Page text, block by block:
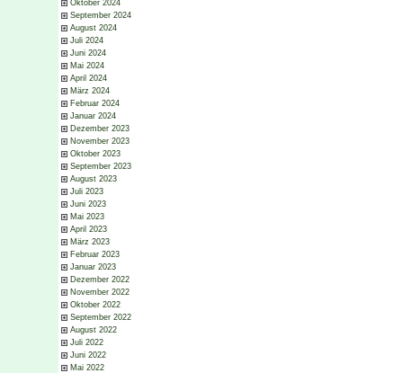
Oktober 2024
September 2024
August 2024
Juli 2024
Juni 2024
Mai 2024
April 2024
März 2024
Februar 2024
Januar 2024
Dezember 2023
November 2023
Oktober 2023
September 2023
August 2023
Juli 2023
Juni 2023
Mai 2023
April 2023
März 2023
Februar 2023
Januar 2023
Dezember 2022
November 2022
Oktober 2022
September 2022
August 2022
Juli 2022
Juni 2022
Mai 2022